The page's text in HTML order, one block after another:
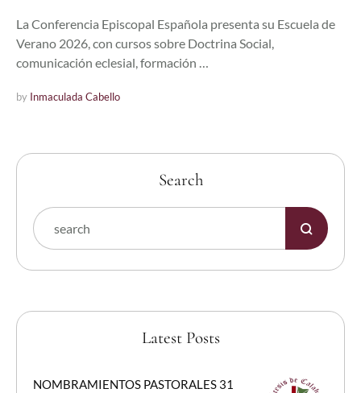
La Conferencia Episcopal Española presenta su Escuela de
Verano 2026, con cursos sobre Doctrina Social,
comunicación eclesial, formación …
by Inmaculada Cabello
Search
Latest Posts
NOMBRAMIENTOS PASTORALES 31